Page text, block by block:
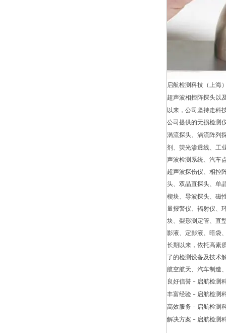
启航检测科技（上海
超声波相控阵探头以
以来，公司坚持走科
公司提供的无损检测
涡流探头、涡流阵列
剂、荧光渗透线、工
声波检测系统、汽车
超声波探伤仪、相控
头、双晶直探头、单
楔块、导波探头、磁
量报警仪、辐射仪、
块、梨形测定管、直
影液、定影液、暗袋
长期以来，依托高素
了的检测设备及技术
航空航天、汽车制造
良好信誉 – 启航检测
丰富经验 – 启航检测
高效服务 – 启航检测
解决方案 – 启航检测